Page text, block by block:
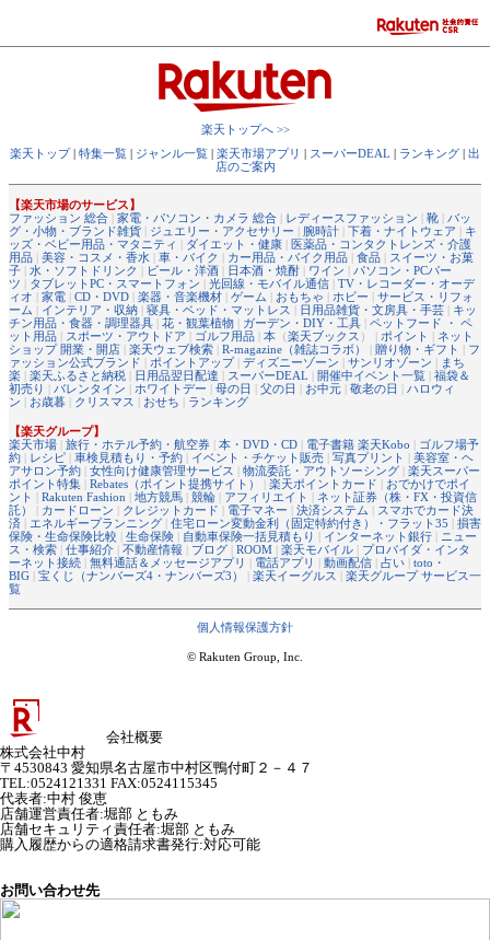
楽天トップへ >>
楽天トップ| 特集一覧 | ジャンル一覧 | 楽天市場アプリ | スーパーDEAL | ランキング | 出
店のご案内
【楽天市場のサービス】
ファッション 総合 | 家電・パソコン・カメラ 総合 | レディースファッション | 靴 | バッ
グ・小物・ブランド雑貨 | ジュエリー・アクセサリー | 腕時計 | 下着・ナイトウェア | キ
ッズ・ベビー用品・マタニティ | ダイエット・健康 | 医薬品・コンタクトレンズ・介護
用品 | 美容・コスメ・香水 | 車・バイク | カー用品・バイク用品 | 食品 | スイーツ・お菓
子 | 水・ソフトドリンク | ビール・洋酒 | 日本酒・焼酎 | ワイン | パソコン・PCパー
ツ | タブレットPC・スマートフォン | 光回線・モバイル通信 | TV・レコーダー・オーデ
ィオ | 家電 | CD・DVD | 楽器・音楽機材 | ゲーム | おもちゃ | ホビー | サービス・リフォ
ーム | インテリア・収納 | 寝具・ベッド・マットレス | 日用品雑貨・文房具・手芸 | キッ
チン用品・食器・調理器具 | 花・観葉植物 | ガーデン・DIY・工具 | ペットフード ・ ペ
ット用品 | スポーツ・アウトドア | ゴルフ用品 | 本 （楽天ブックス ） | ポイント | ネット
ショップ 開業・開店 | 楽天ウェブ検索 | R-magazine（雑誌コラボ） | 贈り物・ギフト | フ
ァッション公式ブランド | ポイントアップ| ディズニーゾーン | サンリオゾーン | まち
楽 | 楽天ふるさと納税 | 日用品翌日配達 | スーパーDEAL | 開催中イベント一覧 | 福袋＆
初売り | バレンタイン | ホワイトデー | 母の日 | 父の日 | お中元 | 敬老の日 | ハロウィ
ン | お歳暮 | クリスマス | おせち | ランキング
【楽天グループ】
楽天市場 | 旅行・ホテル予約・航空券 | 本・DVD・CD | 電子書籍 楽天Kobo | ゴルフ場予
約 | レシピ | 車検見積もり・予約 | イベント・チケット販売 | 写真プリント | 美容室・ヘ
アサロン予約 | 女性向け健康管理サービス | 物流委託・アウトソーシング | 楽天スーパー
ポイント特集 | Rebates（ポイント提携サイト） | 楽天ポイントカード | おでかけでポイ
ント | Rakuten Fashion | 地方競馬 | 競輪 | アフィリエイト | ネット証券（株・FX・投資信
託）
| カードローン | クレジットカード | 電子マネー | 決済システム | スマホでカード決
済 | エネルギープランニング | 住宅ローン変動金利（固定特約付き）・フラット35 | 損害
保険・生命保険比較 | 生命保険 | 自動車保険一括見積もり | インターネット銀行 | ニュー
ス・検索 | 仕事紹介 | 不動産情報 | ブログ | ROOM | 楽天モバイル | プロバイダ・インタ
ーネット接続 | 無料通話＆メッセージアプリ | 電話アプリ | 動画配信 | 占い | toto・
BIG | 宝くじ（ナンバーズ4・ナンバーズ3） | 楽天イーグルス | 楽天グループ サービス一
覧
個人情報保護方針
© Rakuten Group, Inc.
会社概要
株式会社中村
〒4530843 愛知県名古屋市中村区鴨付町２－４７
TEL:0524121331 FAX:0524115345
代表者:中村 俊恵
店舗運営責任者:堀部 ともみ
店舗セキュリティ責任者:堀部 ともみ
購入履歴からの適格請求書発行:対応可能
お問い合わせ先